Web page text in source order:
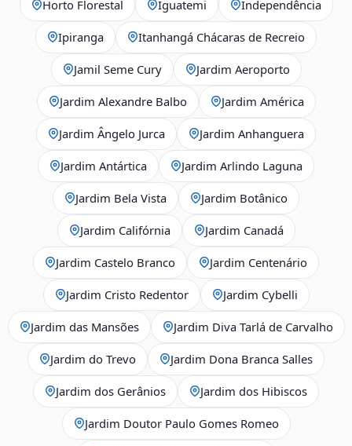
Horto Florestal Iguatemi Independência
Ipiranga Itanhangá Chácaras de Recreio
Jamil Seme Cury Jardim Aeroporto
Jardim Alexandre Balbo Jardim América
Jardim Ângelo Jurca Jardim Anhanguera
Jardim Antártica Jardim Arlindo Laguna
Jardim Bela Vista Jardim Botânico
Jardim Califórnia Jardim Canadá
Jardim Castelo Branco Jardim Centenário
Jardim Cristo Redentor Jardim Cybelli
Jardim das Mansões Jardim Diva Tarlá de Carvalho
Jardim do Trevo Jardim Dona Branca Salles
Jardim dos Gerânios Jardim dos Hibiscos
Jardim Doutor Paulo Gomes Romeo